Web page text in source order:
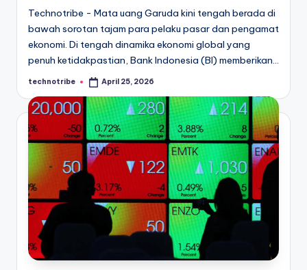
Technotribe - Mata uang Garuda kini tengah berada di
bawah sorotan tajam para pelaku pasar dan pengamat
ekonomi. Di tengah dinamika ekonomi global yang
penuh ketidakpastian, Bank Indonesia (BI) memberikan…
Posted
technotribe April 25, 2026